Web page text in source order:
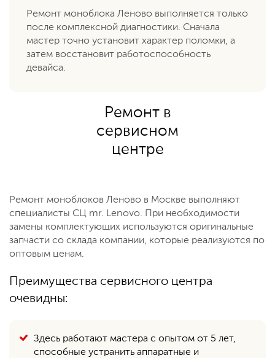
Ремонт моноблока Леново выполняется только
после комплексной диагностики. Сначала
мастер точно установит характер поломки, а
затем восстановит работоспособность
девайса.
Ремонт в
сервисном
центре
Ремонт моноблоков Леново в Москве выполняют
специалисты СЦ mr. Lenovo. При необходимости
замены комплектующих используются оригинальные
запчасти со склада компании, которые реализуются по
оптовым ценам.
Преимущества сервисного центра
очевидны:
Здесь работают мастера с опытом от 5 лет,
способные устранить аппаратные и